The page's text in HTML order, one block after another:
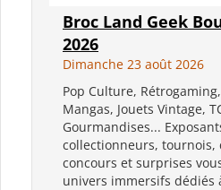
Broc Land Geek
2026
Dimanche 23 août 2026
Pop Culture,
Mangas, Jouets Vintage,
Gourmandises...
collectionneurs, tournois,
concours et surprises
univers immersifs dédiés